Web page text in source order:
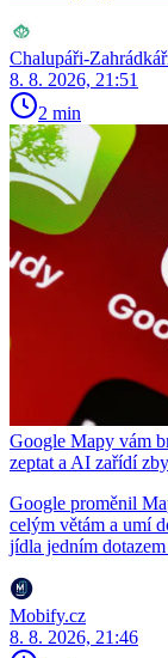
Chalupáři-
8. 8. 2026, 21:51
2 min
Google Mapy vám
zeptat a AI zařídí
Google proměnil
celým větám a umí
jídla jedním
Mobify.cz
8. 8. 2026, 21:46